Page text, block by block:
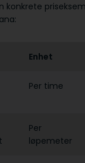
konkrete
Enhet
Per time
Per
løpemeter